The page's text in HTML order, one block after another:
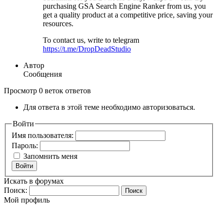
purchasing GSA Search Engine Ranker from us, you
get a quality product at a competitive price, saving your
resources.
To contact us, write to telegram
https://t.me/DropDeadStudio
Автор
Сообщения
Просмотр 0 веток ответов
Для ответа в этой теме необходимо авторизоваться.
Войти
Имя пользователя:
Пароль:
Запомнить меня
Войти
Искать в форумах
Поиск:
Мой профиль